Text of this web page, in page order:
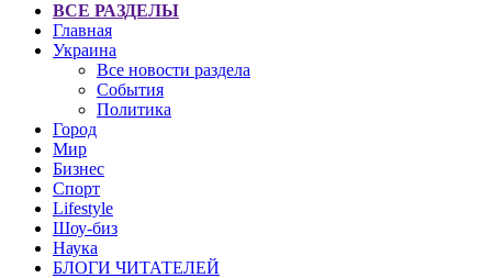
ВСЕ РАЗДЕЛЫ
Главная
Украина
Все новости раздела
События
Политика
Город
Мир
Бизнес
Спорт
Lifestyle
Шоу-биз
Наука
БЛОГИ ЧИТАТЕЛЕЙ